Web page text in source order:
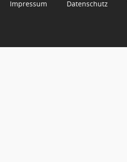
Impressum Datenschutz